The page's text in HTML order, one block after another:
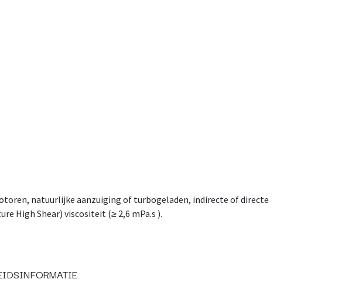
natuurlijke aanzuiging of turbogeladen, indirecte of directe
High Shear) viscositeit (≥ 2,6 mPa.s ).